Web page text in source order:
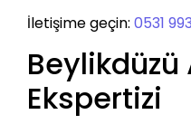
İletişime geçin: 0531
Ekspertizi